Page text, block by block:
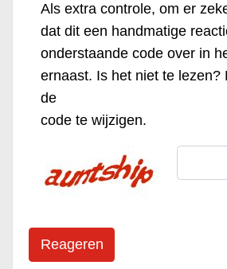
Als extra controle, om er
dat dit een handmatige
onderstaande code over in
ernaast. Is het niet te lezen?
de
code te wijzigen.